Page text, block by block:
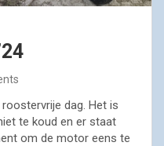
dag. Het is
te koud en er staat
om de motor eens te